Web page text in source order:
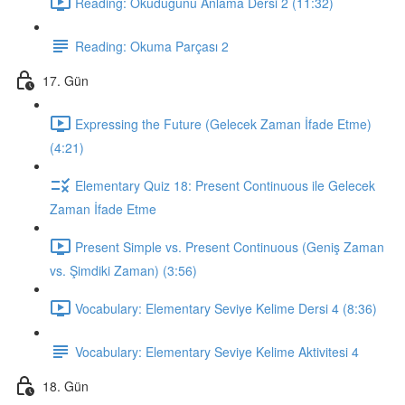
Reading: Okuma Parçası 2
17. Gün
Expressing the Future (Gelecek Zaman İfade Etme)
(4:21)
Elementary Quiz 18: Present Continuous ile Gelecek
Zaman İfade Etme
Present Simple vs. Present Continuous (Geniş Zaman
vs. Şimdiki Zaman) (3:56)
Vocabulary: Elementary Seviye Kelime Dersi 4 (8:36)
Vocabulary: Elementary Seviye Kelime Aktivitesi 4
18. Gün